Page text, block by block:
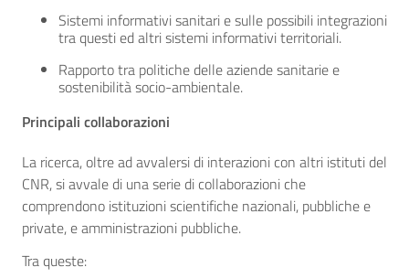
Sistemi informativi sanitari e sulle possibili integrazioni
tra questi ed altri sistemi informativi territoriali.
Rapporto tra politiche delle aziende sanitarie e
sostenibilità socio-ambientale.
Principali collaborazioni
La ricerca, oltre ad avvalersi di interazioni con altri istituti del
CNR, si avvale di una serie di collaborazioni che
comprendono istituzioni scientifiche nazionali, pubbliche e
private, e amministrazioni pubbliche.
Tra queste: